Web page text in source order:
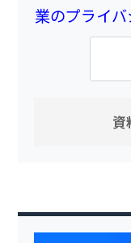
業のプライ